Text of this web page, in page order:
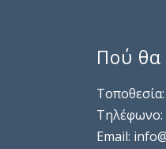
Πού θα
Τοποθεσία:
Τηλέφωνo:
Email: